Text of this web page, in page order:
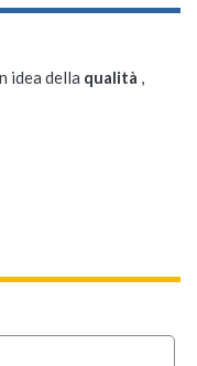
idea della qualità ,